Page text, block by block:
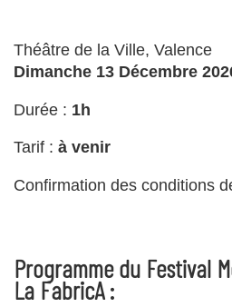
Théâtre de la Ville, Valence
Dimanche 13 Décembre
Durée : 1h
Tarif : à venir
Confirmation des conditions
Programme du Festival
La FabricA :